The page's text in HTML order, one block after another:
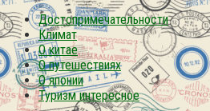
Достопримечательности
Климат
О китае
О путешествиях
О японии
Туризм интересное